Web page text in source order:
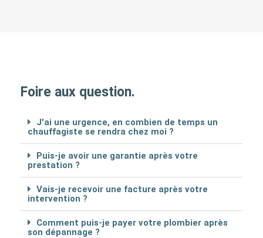
Foire aux question.
J'ai une urgence, en combien de temps un
chauffagiste se rendra chez moi ?
Puis-je avoir une garantie après votre
prestation ?
Vais-je recevoir une facture après votre
intervention ?
Comment puis-je payer votre plombier après
son dépannage ?